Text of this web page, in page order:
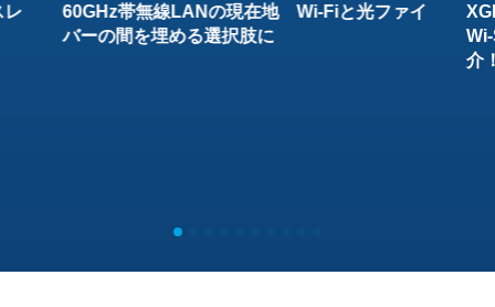
レ
60GHz帯無線LANの現在地 Wi-Fiと光ファイ
バーの間を埋める選択肢に
介